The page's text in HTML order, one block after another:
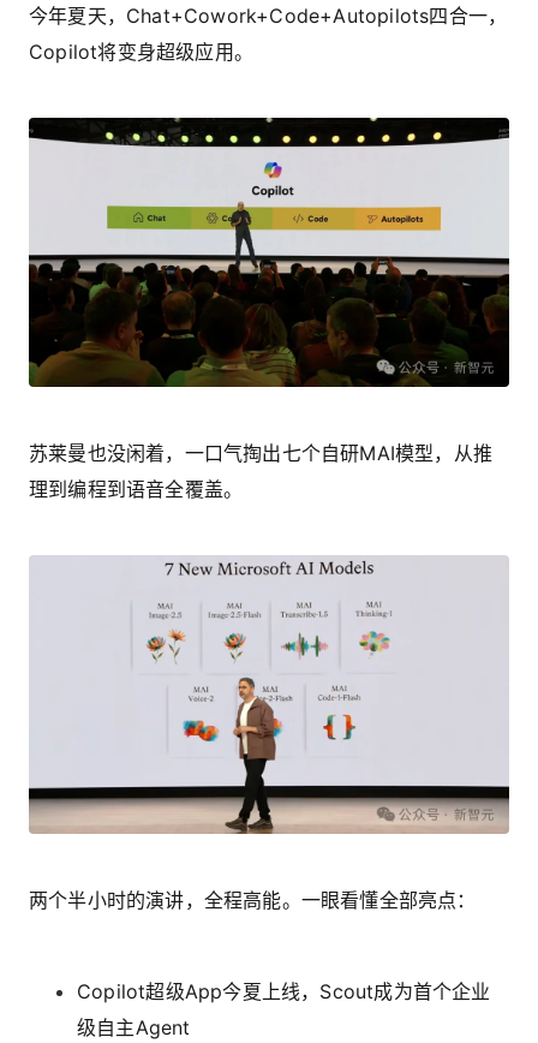
今年夏天，Chat+Cowork+Code+Autopilots四合一，
Copilot将变身超级应用。
苏莱曼也没闲着，一口气掏出七个自研MAI模型，从推
理到编程到语音全覆盖。
两个半小时的演讲，全程高能。一眼看懂全部亮点：
Copilot超级App今夏上线，Scout成为首个企业
级自主Agent